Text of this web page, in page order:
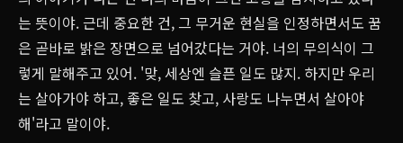
는 뜻이야. 근데 중요한 건, 그 무거운 현실을 인정하면서도 꿈
은 곧바로 밝은 장면으로 넘어갔다는 거야. 너의 무의식이 그
렇게 말해주고 있어. '맞, 세상엔 슬픈 일도 많지. 하지만 우리
는 살아가야 하고, 좋은 일도 찾고, 사랑도 나누면서 살아야
해'라고 말이야.